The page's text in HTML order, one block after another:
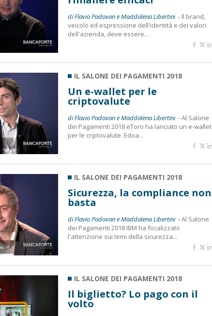
di Flavio Padovan e Maddalena Libertini - Il brand,
veicolo ed espressione dell'identità e dei valori
dell'azienda, deve essere...
IL SALONE DEI PAGAMENTI 2018
Un e-wallet per le
criptovalute
di Flavio Padovan e Maddalena Libertini -Al Salone
dei Pagamenti 2018 eToro ha lanciato un e-wallet
per le criptovalute. Edoa...
IL SALONE DEI PAGAMENTI 2018
Sicurezza, la compliance non
basta
di Flavio Padovan e Maddalena Libertini -Al Salone
dei Pagamenti 2018 IBM ha focalizzato
l'attenzione sui temi della sicurezza...
IL SALONE DEI PAGAMENTI 2018
Il biglietto? Lo pago con il
volto